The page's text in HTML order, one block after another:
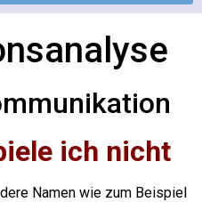
ich nicht
Namen wie zum Beispiel